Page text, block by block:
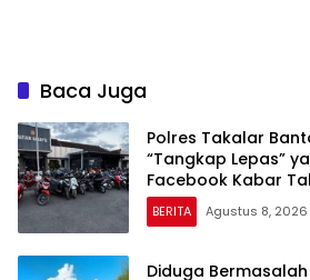
Baca Juga
Polres Takalar
“Tangkap Lepas”
Facebook Kabar
BERITA Agustus 8, 2026
Diduga